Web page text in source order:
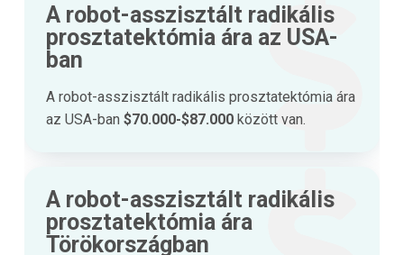
A robot-asszisztált radikális
prosztatektómia ára az USA-
ban
A robot-asszisztált radikális prosztatektómia ára
az USA-ban $70.000-$87.000között van.
A robot-asszisztált radikális
prosztatektómia ára
Törökországban